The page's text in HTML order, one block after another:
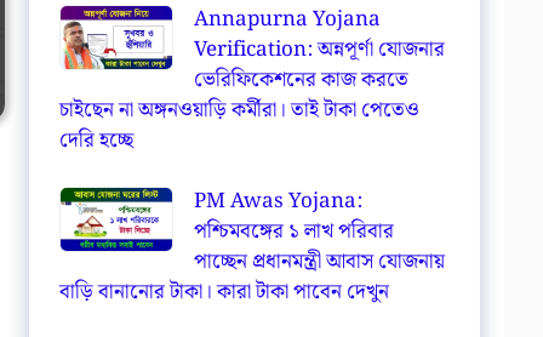
Annapurna Yojana
Verification: অন্নপূর্ণা যোজনার
ভেরিফিকেশনের কাজ করতে
চাইছেন না অঙ্গনওয়াড়ি কর্মীরা। তাই টাকা পেতেও
দেরি হচ্ছে
PM Awas Yojana:
পশ্চিমবঙ্গের ১ লাখ পরিবার
পাচ্ছেন প্রধানমন্ত্রী আবাস যোজনায়
বাড়ি বানানোর টাকা। কারা টাকা পাবেন দেখুন